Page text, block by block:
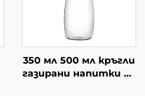
350 мл 500 мл кръгли
газирани напитки по